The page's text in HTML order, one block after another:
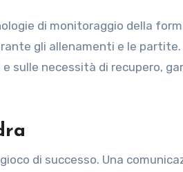
di monitoraggio della
gli allenamenti e le
sulle necessità di recupero,
di successo. Una